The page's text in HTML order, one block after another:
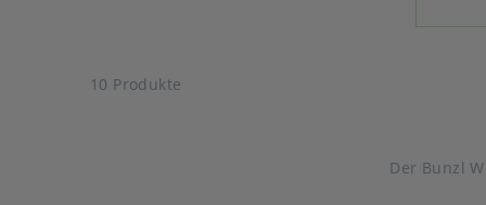
10 Produkte
Der Bunzl